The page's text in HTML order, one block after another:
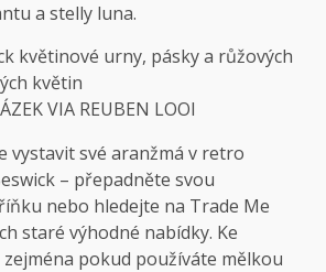
a stelly luna.
​​VIA REUBEN LOOI
vystavit své aranžmá v retro
– přepadněte svou
nebo hledejte na Trade Me
staré výhodné nabídky. Ke
pokud používáte mělkou